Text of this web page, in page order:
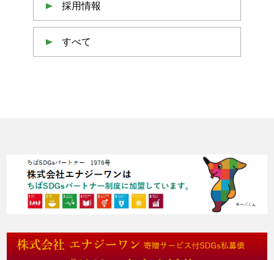
採用情報
すべて